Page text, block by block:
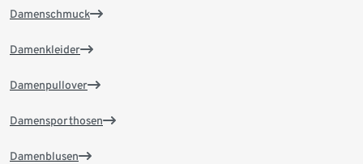
Damenschmuck
Damenkleider
Damenpullover
Damensporthosen
Damenblusen